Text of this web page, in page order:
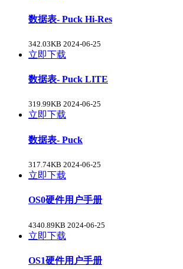
数据表- Puck Hi-Res
342.03KB 2024-06-25
立即下载
数据表- Puck LITE
319.99KB 2024-06-25
立即下载
数据表- Puck
317.74KB 2024-06-25
立即下载
OS0硬件用户手册
4340.89KB 2024-06-25
立即下载
OS1硬件用户手册